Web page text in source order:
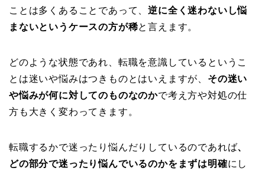
ことは多くあることであって、逆に全く迷わないし悩
まないというケースの方が稀と言えます。
どのような状態であれ、転職を意識しているというこ
とは迷いや悩みはつきものとはいえますが、 その迷い
や悩みが何に対してのものなのかで考え方や対処の仕
方も大きく変わってきます。
転職するかで迷ったり悩んだりしているのであれば、
どの部分で迷ったり悩んでいるのかをまずは明確にし